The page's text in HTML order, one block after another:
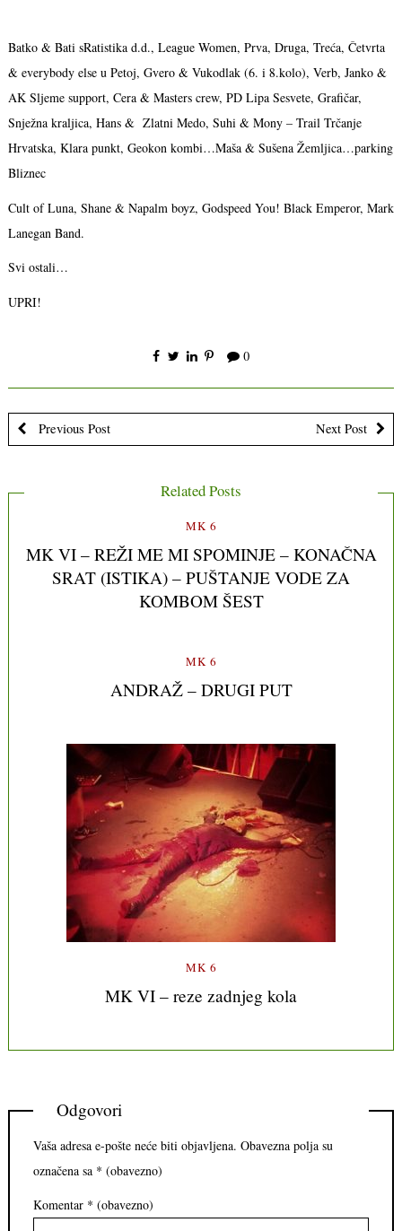
Batko & Bati sRatistika d.d., League Women, Prva, Druga, Treća, Četvrta
& everybody else u Petoj, Gvero & Vukodlak (6. i 8.kolo), Verb, Janko &
AK Sljeme support, Cera & Masters crew, PD Lipa Sesvete, Grafičar,
Snježna kraljica, Hans & Zlatni Medo, Suhi & Mony – Trail Trčanje
Hrvatska, Klara punkt, Geokon kombi…Maša & Sušena Žemljica…parking
Bliznec
Cult of Luna, Shane & Napalm boyz, Godspeed You! Black Emperor, Mark
Lanegan Band.
Svi ostali…
UPRI!
0
Previous Post Next Post
Related Posts
MK 6
MK VI – REŽI ME MI SPOMINJE – KONAČNA
SRAT (ISTIKA) – PUŠTANJE VODE ZA
KOMBOM ŠEST
MK 6
ANDRAŽ – DRUGI PUT
MK 6
MK VI – reze zadnjeg kola
Odgovori
Vaša adresa e-pošte neće biti objavljena. Obavezna polja su
označena sa * (obavezno)
Komentar * (obavezno)